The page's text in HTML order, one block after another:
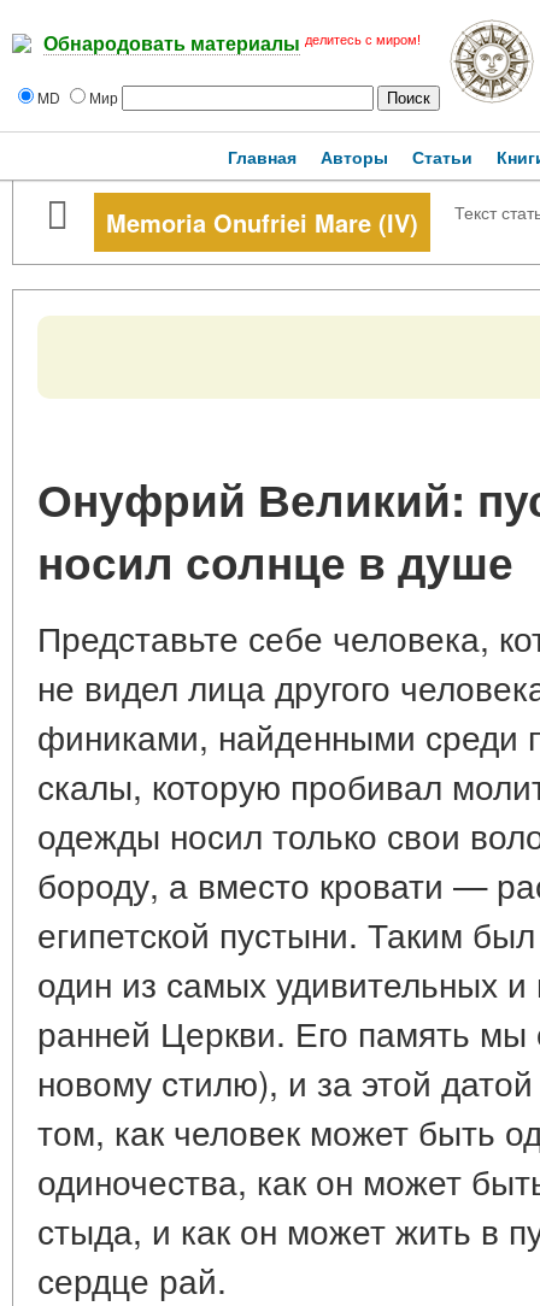
Обнародовать материалы делитесь с миром!
MD Мир
Главная Авторы Статьи
Memoria Onufriei Mare (IV) Текст
Онуфрий Великий:
носил солнце в душе
Представьте себе человека,
не видел лица другого
финиками, найденными среди
скалы, которую пробивал
одежды носил только свои
бороду, а вместо кровати —
египетской пустыни. Таким
один из самых удивительных
ранней Церкви. Его память
новому стилю), и за этой
том, как человек может быть
одиночества, как он может
стыда, и как он может жить в
сердце рай.